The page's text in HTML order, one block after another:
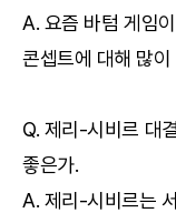
A. 요즘 바텀 게임
콘셉트에 대해 많
Q. 제리-시비르 대
좋은가.
A. 제리-시비르는